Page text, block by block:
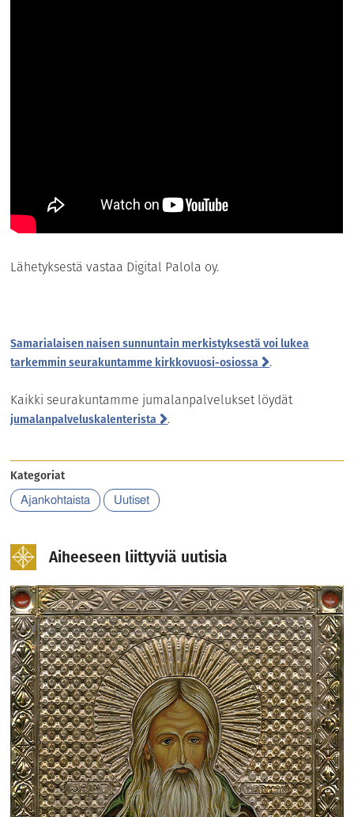
Lähetyksestä vastaa Digital Palola oy.
Samarialaisen naisen sunnuntain merkistyksestä voi lukea
tarkemmin seurakuntamme kirkkovuosi-osiossa
.
Kaikki seurakuntamme jumalanpalvelukset löydät
jumalanpalveluskalenterista .
Kategoriat
Ajankohtaista Uutiset
Aiheeseen liittyviä uutisia